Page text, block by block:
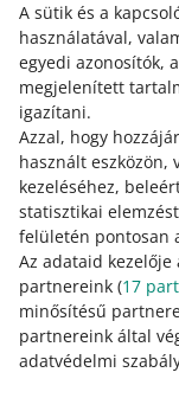
A sütik és a
használatával,
egyedi azonosítók,
megjelenített
igazítani.
Azzal, hogy
használt eszközön,
kezeléséhez,
statisztikai
felületén pontosan
Az adataid
partnereink (17
minősítésű
partnereink által
adatvédelmi
Töltsd
Hogyan
funkciókat?
0 - Szörnyű